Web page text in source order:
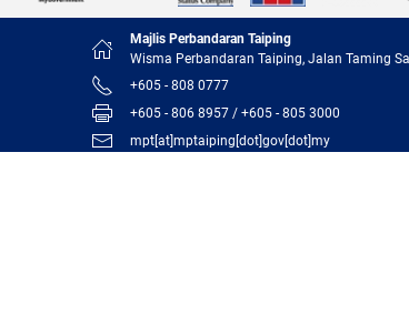
Majlis Perbandaran Taiping
Wisma Perbandaran Taiping, Jalan Taming
+605 - 808 0777
+605 - 806 8957 / +605 - 805 3000
mpt[at]mptaiping[dot]gov[dot]my